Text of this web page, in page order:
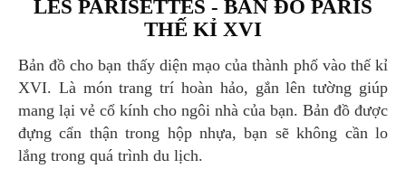
LES PARISETTES - BẢN ĐỒ PARIS
THẾ KỈ XVI
Bản đồ cho bạn thấy diện mạo của thành phố vào thế kỉ
XVI. Là món trang trí hoàn hảo, gắn lên tường giúp
mang lại vẻ cổ kính cho ngôi nhà của bạn. Bản đồ được
đựng cẩn thận trong hộp nhựa, bạn sẽ không cần lo
lắng trong quá trình du lịch.